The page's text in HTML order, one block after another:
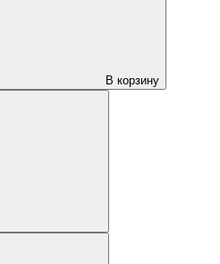
В корзину